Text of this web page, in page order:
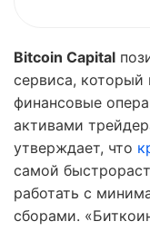
Bitcoin Capital
сервиса, который
финансовые
активами
утверждает, что
самой
работать с
сборами.